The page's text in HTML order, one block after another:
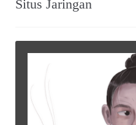
Situs Jaringan